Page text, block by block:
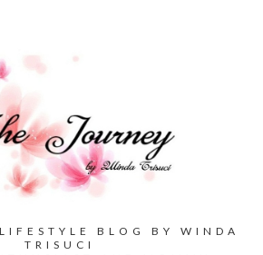
BLOG BY WINDA
TRISUCI